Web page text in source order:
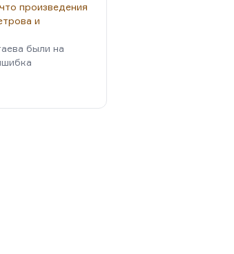
произведения
и
были на